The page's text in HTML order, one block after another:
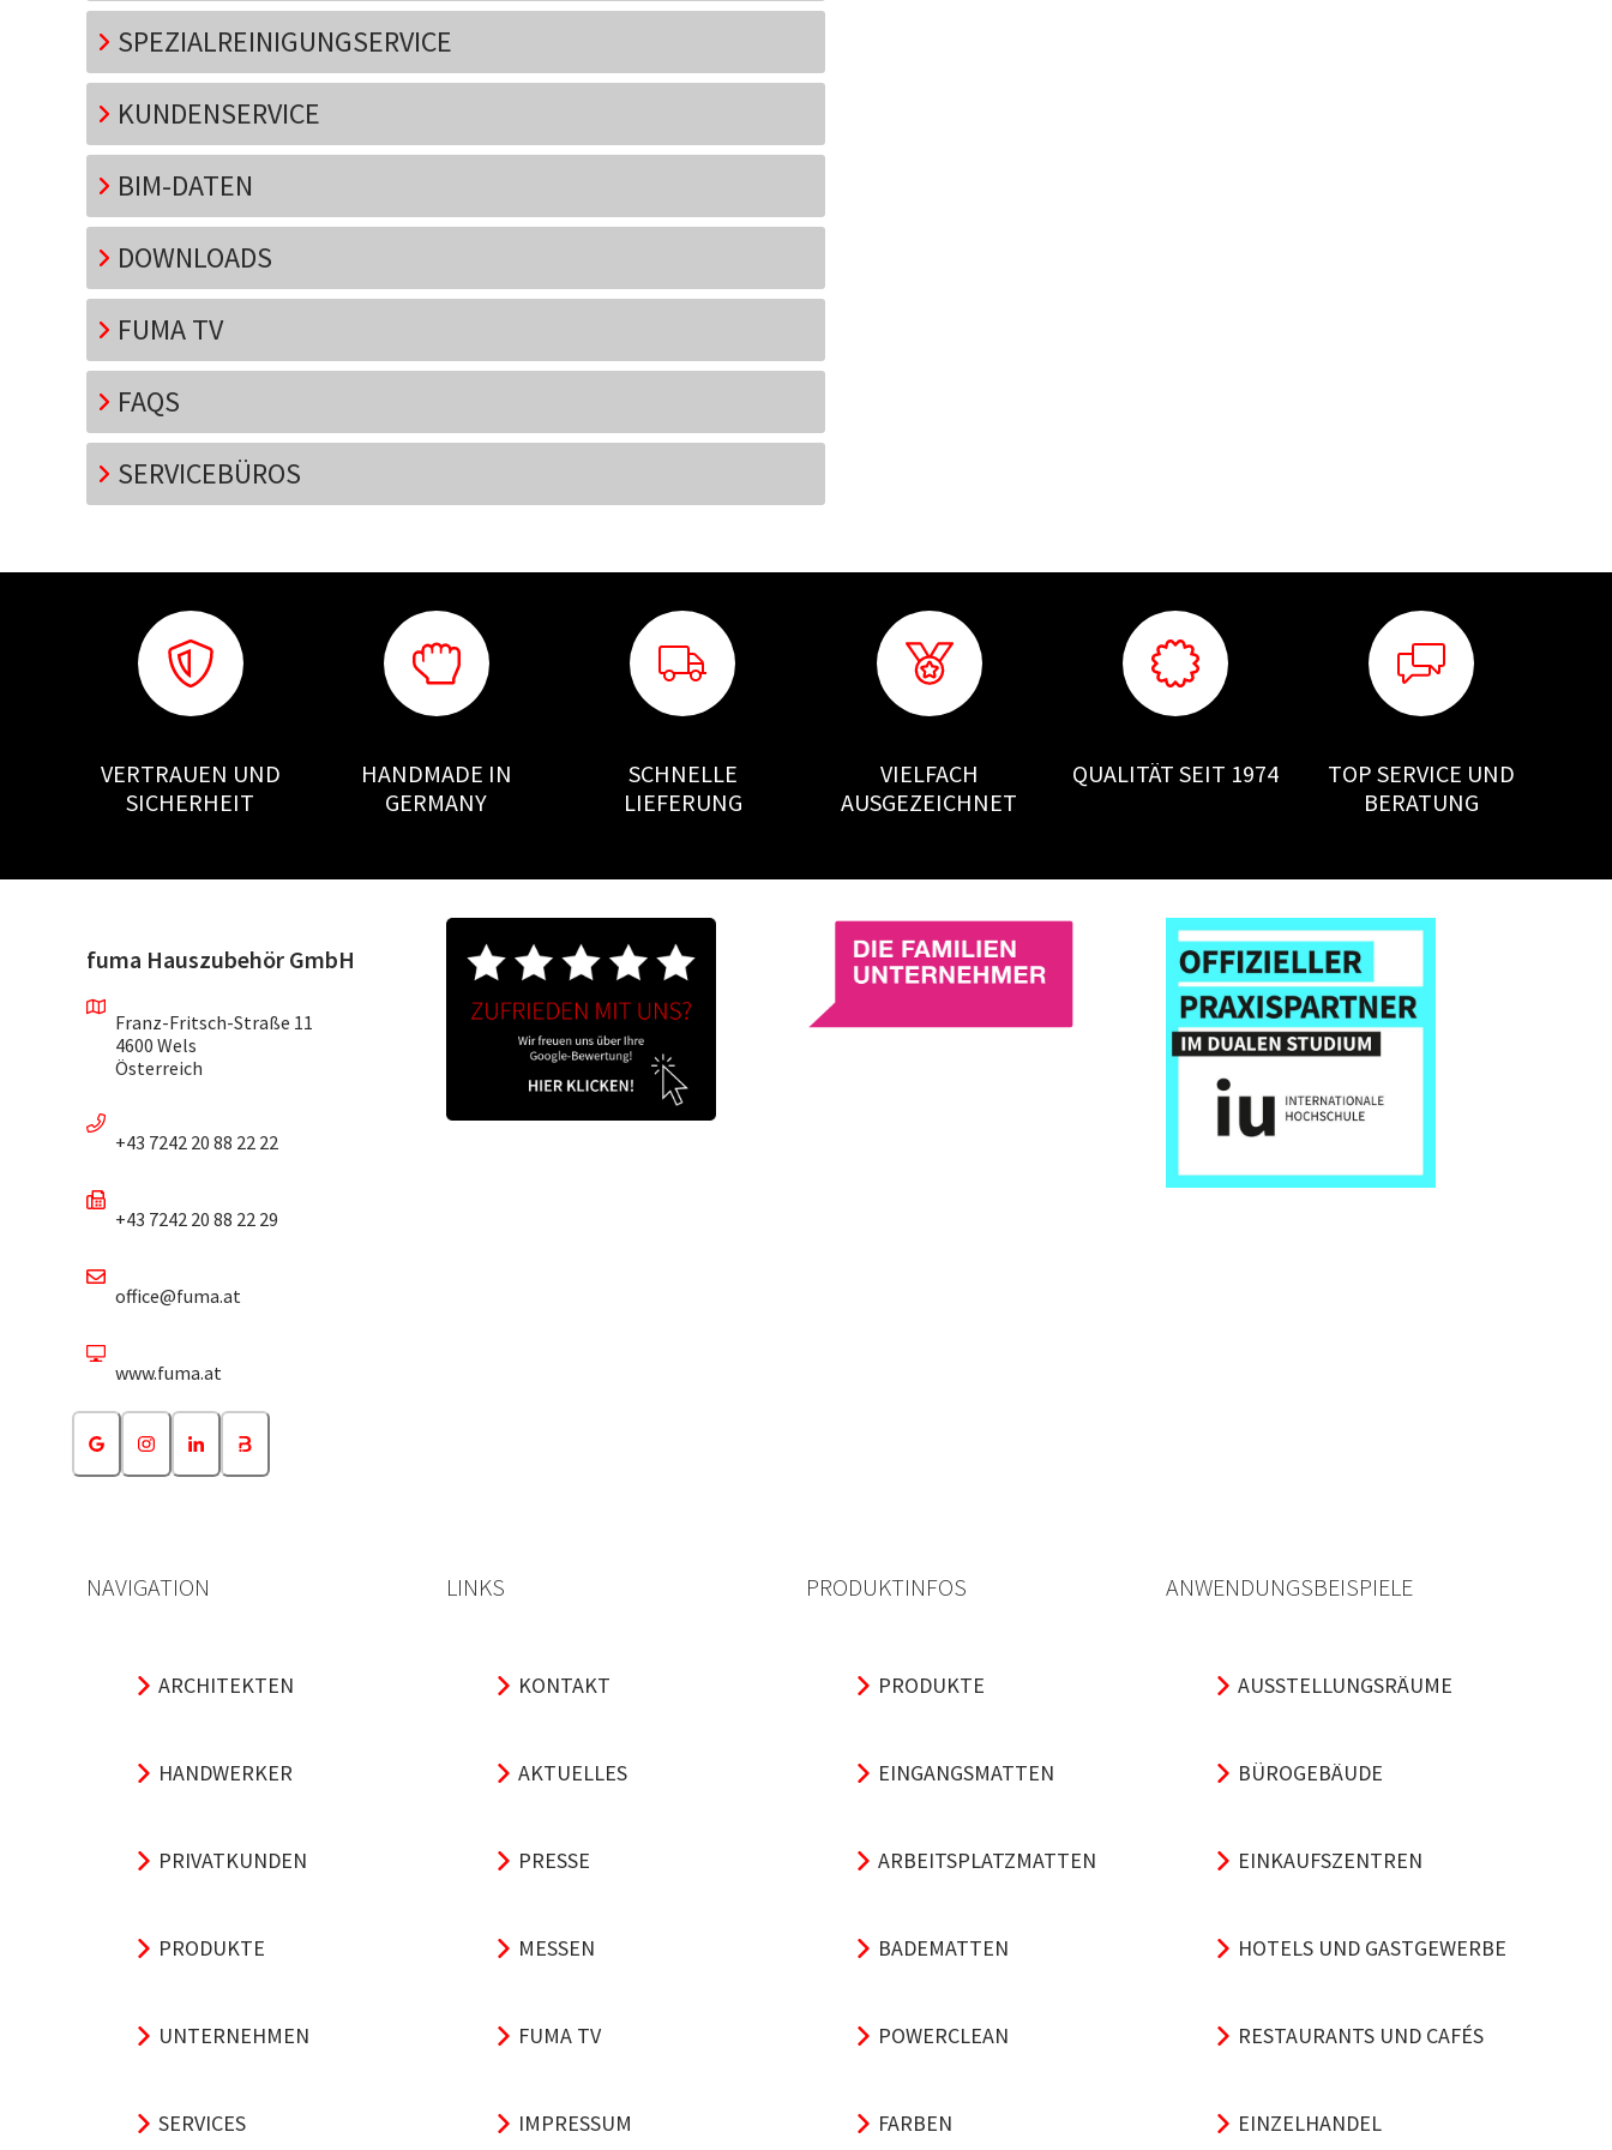
SPEZIALREINIGUNGSERVICE
KUNDENSERVICE
BIM-DATEN
DOWNLOADS
FUMA TV
FAQS
SERVICEBÜROS
VERTRAUEN UND
SICHERHEIT
HANDMADE IN
GERMANY
SCHNELLE
LIEFERUNG
VIELFACH
AUSGEZEICHNET
QUALITÄT SEIT 1974
TOP SERVICE UND
BERATUNG
fuma Hauszubehör GmbH
Franz-Fritsch-Straße 11
4600 Wels
Österreich
+43 7242 20 88 22 22
+43 7242 20 88 22 29
office@fuma.at
www.fuma.at
NAVIGATION
ARCHITEKTEN
HANDWERKER
PRIVATKUNDEN
PRODUKTE
UNTERNEHMEN
SERVICES
LINKS
KONTAKT
AKTUELLES
PRESSE
MESSEN
FUMA TV
IMPRESSUM
PRODUKTINFOS
PRODUKTE
EINGANGSMATTEN
ARBEITSPLATZMATTEN
BADEMATTEN
POWERCLEAN
FARBEN
ANWENDUNGSBEISPIELE
AUSSTELLUNGSRÄUME
BÜROGEBÄUDE
EINKAUFSZENTREN
HOTELS UND GASTGEWERBE
RESTAURANTS UND CAFÉS
EINZELHANDEL